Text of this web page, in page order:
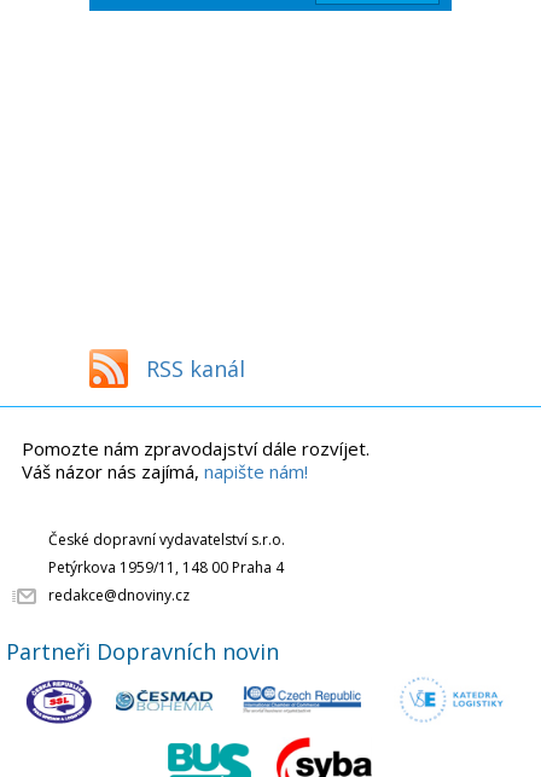
RSS kanál
Pomozte nám zpravodajství dále rozvíjet.
Váš názor nás zajímá, napište nám!
České dopravní vydavatelství s.r.o.
Petýrkova 1959/11, 148 00 Praha 4
redakce@dnoviny.cz
Partneři Dopravních novin